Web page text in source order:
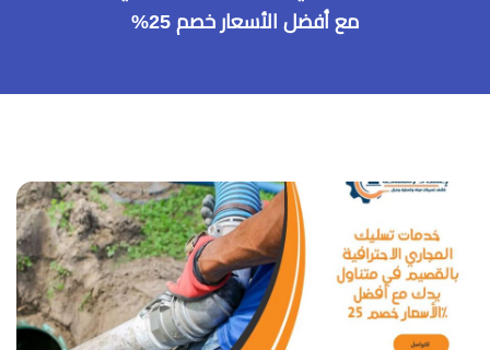
مع أفضل الأسعار خصم 25%